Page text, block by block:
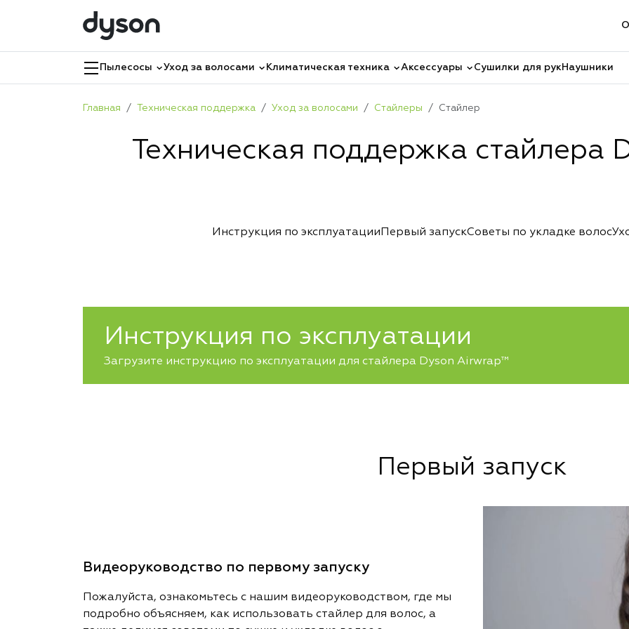
Пылесосы Уход за волосами Климатическая техника Аксессуары Сушилки для рукНаушники
Главная Техническая поддержка Уход за волосами Стайлеры Стайлер
Техническая поддержка стайлера
Инструкция по эксплуатации Первый запускСоветы по укладке волос
Инструкция по эксплуатации
Загрузите инструкцию по эксплуатации для стайлера Dyson Airwrap™
Первый запуск
Видеоруководство по первому запуску
Пожалуйста, ознакомьтесь с нашим видеоруководством, где мы
подробно объясняем, как использовать стайлер для волос, а